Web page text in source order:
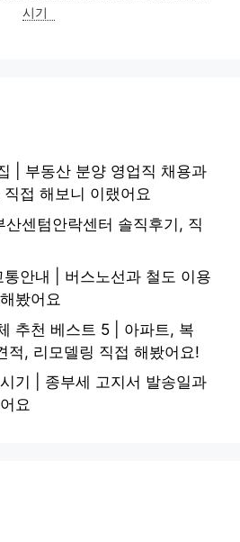
시기
| 부동산 분양 영업직 채용과
접 해보니 이랬어요
산센텀안락센터 솔직후기, 직
안내 | 버스노선과 철도 이용
봤어요
추천 베스트 5 | 아파트, 복
적, 리모델링 직접 해봤어요!
기 | 종부세 고지서 발송일과
요